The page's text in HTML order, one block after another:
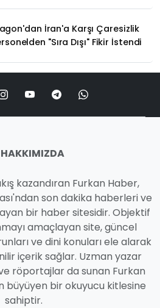
İran'a Karşı Çaresizlik
"Sıra Dışı" Fikir İstendi
kazandıran Furkan Haber,
son dakika haberleri ve
bir haber sitesidir. Objektif
amaçlayan site, güncel
ve dini konuları ele alarak
içerik sağlar. Uzman yazar
röportajlar da sunan Furkan
büyüyen bir okuyucu kitlesine
sahiptir.